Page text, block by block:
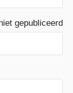
gepubliceerd